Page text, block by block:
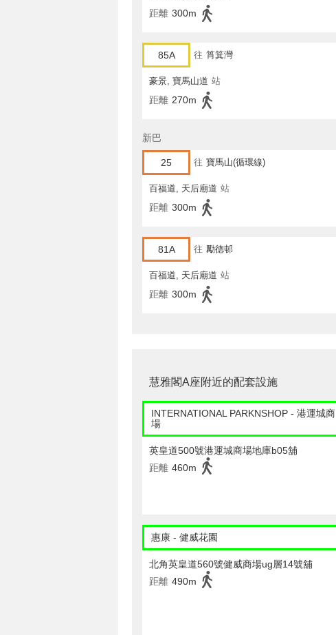
距離 300m
85A 往 筲箕灣
豪景, 寶馬山道 站
距離 270m
新巴
25 往 寶馬山(循環線)
百福道, 天后廟道 站
距離 300m
81A 往 勵德邨
百福道, 天后廟道 站
距離 300m
慧雅閣A座附近的配套設施
INTERNATIONAL PARKNSHOP - 港運城商
場
英皇道500號港運城商場地庫b05舖
距離 460m
惠康 - 健威花園
北角英皇道560號健威商場ug層14號舖
距離 490m